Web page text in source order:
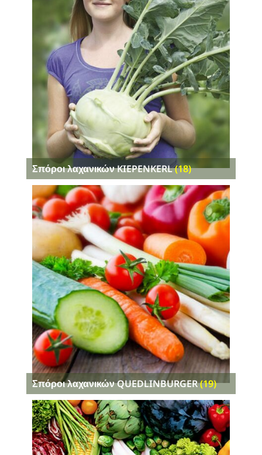
Σπόροι λαχανικών KIEPENKERL(18)
Σπόροι λαχανικών QUEDLINBURGER(19)